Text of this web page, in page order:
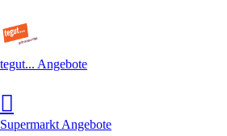
tegut... Angebote
Supermarkt Angebote